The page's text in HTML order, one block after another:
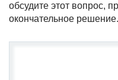
обсудите этот вопрос,
окончательное решение.